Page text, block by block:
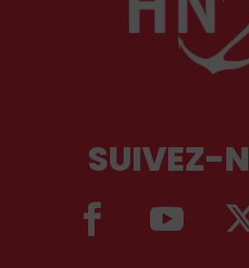
SUIVEZ-